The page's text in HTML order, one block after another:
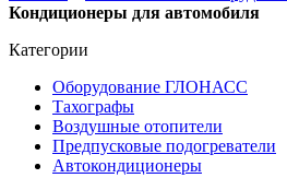
Кондиционеры для автомобиля
Категории
Оборудование ГЛОНАСС
Тахографы
Воздушные отопители
Предпусковые подогреватели
Автокондиционеры